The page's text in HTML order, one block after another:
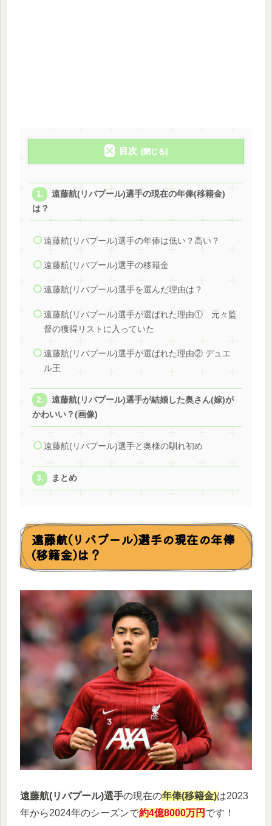
目次
遠藤航(リバプール)選手の現在の年俸(移籍金)
は？
遠藤航(リバプール)選手の年俸は低い？高い？
遠藤航(リバプール)選手の移籍金
遠藤航(リバプール)選手を選んだ理由は？
遠藤航(リバプール)選手が選ばれた理由① 元々監
督の獲得リストに入っていた
遠藤航(リバプール)選手が選ばれた理由② デュエ
ル王
遠藤航(リバプール)選手が結婚した奥さん(嫁)が
かわいい？(画像)
遠藤航(リバプール)選手と奥様の馴れ初め
まとめ
遠藤航(リバプール)選手の現在の年俸
(移籍金)は？
遠藤航(リバプール)選手の現在の年俸(移籍金)は2023
年から2024年のシーズンで約4億8000万円 です！